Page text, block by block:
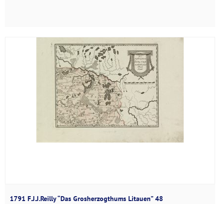
1791 F.J.J.Reilly “Das Grosherzogthums Litauen” 48